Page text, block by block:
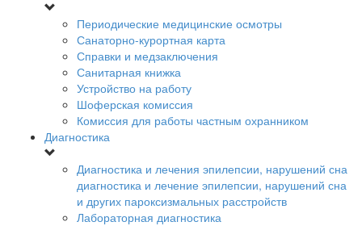
Периодические медицинские осмотры
Санаторно-курортная карта
Справки и медзаключения
Санитарная книжка
Устройство на работу
Шоферская комиссия
Комиссия для работы частным охранником
Диагностика
Диагностика и лечения эпилепсии, нарушений сна
диагностика и лечение эпилепсии, нарушений сна
и других пароксизмальных расстройств
Лабораторная диагностика